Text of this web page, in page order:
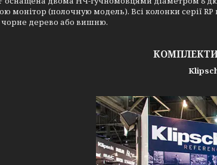
монітор (полочную модель). Всі колонки серії
чорне дерево або вишню.